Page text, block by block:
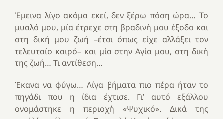
Έμεινα λίγο ακόμα εκεί, δεν ξέρω πόση ώρα… Το
μυαλό μου, μία έτρεχε στη βραδινή μου έξοδο και
στη δική μου ζωή –έτσι όπως είχε αλλάξει τον
τελευταίο καιρό– και μία στην Αγία μου, στη δική
της ζωή… Τι αντίθεση…
Έκανα να φύγω… Λίγα βήματα πιο πέρα ήταν το
πηγάδι που η ίδια έχτισε. Γι’ αυτό εξάλλου
ονομάστηκε η περιοχή «Ψυχικό». Δικά της